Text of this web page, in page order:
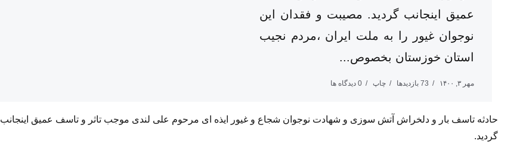
عمیق اینجانب گردید. مصیبت و فقدان این
نوجوان غیور را به ملت ایران ،مردم نجیب
استان خوزستان بخصوص...
مهر ۳, ۱۴۰۰ 73 بازدیدها چاپ 0 دیدگاه ها
حادثه تاسف بار و دلخراش آتش سوزی و شهادت نوجوان شجاع و غیور ایذه ای مرحوم علی لندی موجب تاثر و تاسف عمیق اینجانب
گردید.